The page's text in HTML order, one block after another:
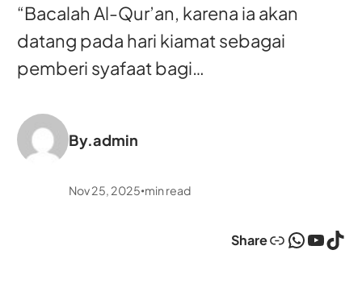
“Bacalah Al-Qur’an, karena ia akan
datang pada hari kiamat sebagai
pemberi syafaat bagi…
By.admin
Nov 25, 2025 •min read
ShareLink WhatsApp YouTube TikTok